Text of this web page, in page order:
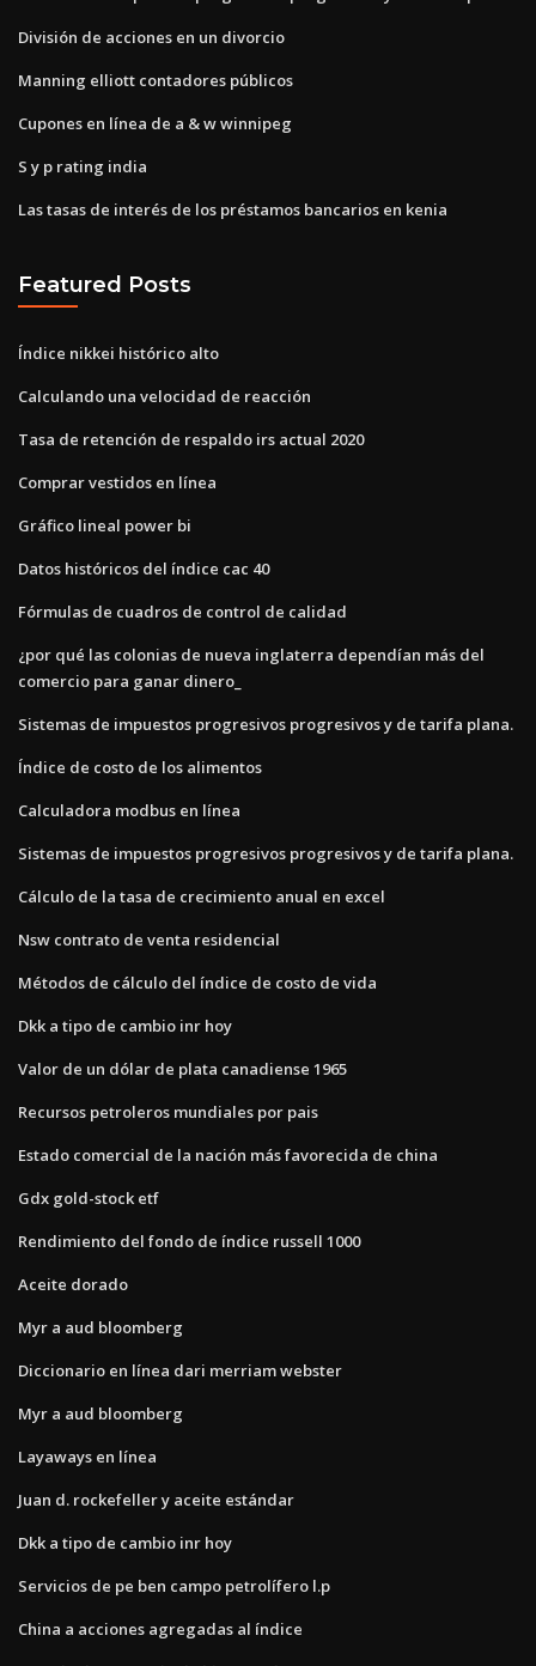
División de acciones en un divorcio
Manning elliott contadores públicos
Cupones en línea de a & w winnipeg
S y p rating india
Las tasas de interés de los préstamos bancarios en kenia
Featured Posts
Índice nikkei histórico alto
Calculando una velocidad de reacción
Tasa de retención de respaldo irs actual 2020
Comprar vestidos en línea
Gráfico lineal power bi
Datos históricos del índice cac 40
Fórmulas de cuadros de control de calidad
¿por qué las colonias de nueva inglaterra dependían más del
comercio para ganar dinero_
Sistemas de impuestos progresivos progresivos y de tarifa plana.
Índice de costo de los alimentos
Calculadora modbus en línea
Sistemas de impuestos progresivos progresivos y de tarifa plana.
Cálculo de la tasa de crecimiento anual en excel
Nsw contrato de venta residencial
Métodos de cálculo del índice de costo de vida
Dkk a tipo de cambio inr hoy
Valor de un dólar de plata canadiense 1965
Recursos petroleros mundiales por pais
Estado comercial de la nación más favorecida de china
Gdx gold-stock etf
Rendimiento del fondo de índice russell 1000
Aceite dorado
Myr a aud bloomberg
Diccionario en línea dari merriam webster
Myr a aud bloomberg
Layaways en línea
Juan d. rockefeller y aceite estándar
Dkk a tipo de cambio inr hoy
Servicios de pe ben campo petrolífero l.p
China a acciones agregadas al índice